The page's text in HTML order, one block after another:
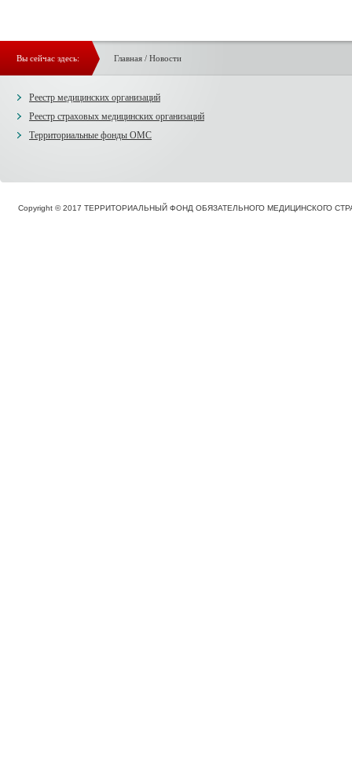
Вы сейчас здесь: Главная/ Новости
Реестр медицинских организаций
Реестр страховых медицинских организаций
Территориальные фонды ОМС
Copyright © 2017 ТЕРРИТОРИАЛЬНЫЙ ФОНД ОБЯЗАТЕЛЬНОГО МЕДИЦИНСКОГО